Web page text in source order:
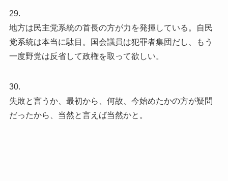
29.
地方は民主党系統の首長の方が力を発揮している。自民
党系統は本当に駄目。国会議員は犯罪者集団だし、もう
一度野党は反省して政権を取って欲しい。
30.
失敗と言うか、最初から、何故、今始めたかの方が疑問
だったから、当然と言えば当然かと。